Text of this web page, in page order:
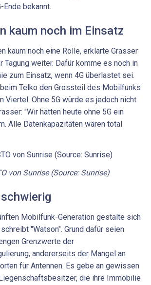
Ende bekannt.
kaum noch im Einsatz
kaum noch eine Rolle, erklärte Grasser
Tagung weiter. Dafür komme es noch in
zum Einsatz, wenn 4G überlastet sei.
Telko den Grossteil des Mobilfunks
Viertel. Ohne 5G würde es jedoch nicht
"Wir hätten heute ohne 5G ein
Alle Datenkapazitäten wären total
von Sunrise (Source: Sunrise)
Mobilfunk-Generation gestalte sich
"Watson". Grund dafür seien
Grenzwerte der
andererseits der Mangel an
für Antennen. Es gebe an gewissen
die ihre Immobilie